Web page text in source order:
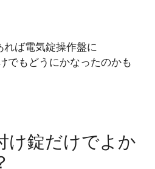
れば電気錠操作盤に
でもどうにかなったのかも
け錠だけでよか